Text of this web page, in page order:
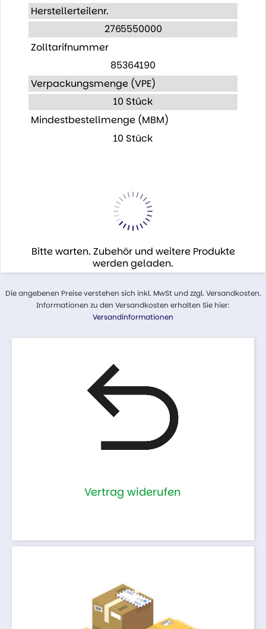
Herstellerteilenr.
2765550000
Zolltarifnummer
85364190
Verpackungsmenge (VPE)
10 Stück
Mindestbestellmenge (MBM)
10 Stück
Bitte warten. Zubehör und weitere Produkte
werden geladen.
Die angebenen Preise verstehen sich inkl. MwSt und zzgl. Versandkosten.
Informationen zu den Versandkosten erhalten Sie hier:
Versandinformationen
Vertrag widerufen